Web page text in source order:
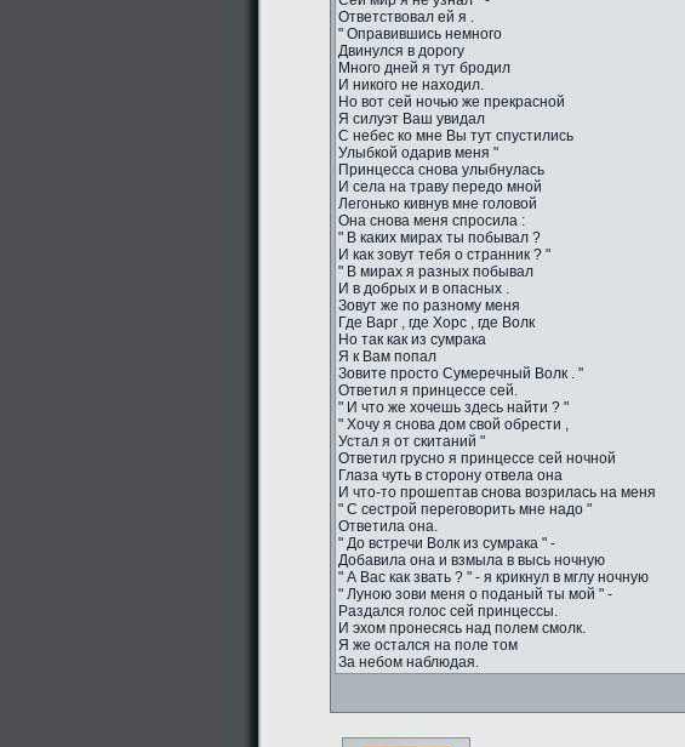
Ответствовал ей я .
" Оправившись немного
Двинулся в дорогу
Много дней я тут бродил
И никого не находил.
Но вот сей ночью же прекрасной
Я силуэт Ваш увидал
С небес ко мне Вы тут спустились
Улыбкой одарив меня "
Принцесса снова улыбнулась
И села на траву передо мной
Легонько кивнув мне головой
Она снова меня спросила :
" В каких мирах ты побывал ?
И как зовут тебя о странник ? "
" В мирах я разных побывал
И в добрых и в опасных .
Зовут же по разному меня
Где Варг , где Хорс , где Волк
Но так как из сумрака
Я к Вам попал
Зовите просто Сумеречный Волк . "
Ответил я принцессе сей.
" И что же хочешь здесь найти ? "
" Хочу я снова дом свой обрести ,
Устал я от скитаний "
Ответил грусно я принцессе сей ночной
Глаза чуть в сторону отвела она
И что-то прошептав снова возрилась на меня
" С сестрой переговорить мне надо "
Ответила она.
" До встречи Волк из сумрака " -
Добавила она и взмыла в высь ночную
" А Вас как звать ? " - я крикнул в мглу ночную
" Луною зови меня о поданый ты мой " -
Раздался голос сей принцессы.
И эхом пронесясь над полем смолк.
Я же остался на поле том
За небом наблюдая.